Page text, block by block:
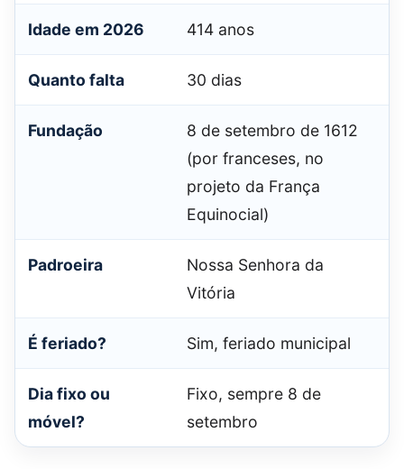
Idade em 2026 414 anos
Quanto falta 30 dias
Fundação
8 de setembro de 1612
(por franceses, no
projeto da França
Equinocial)
Padroeira
Nossa Senhora da
Vitória
É feriado? Sim, feriado municipal
Dia fixo ou
móvel?
Fixo, sempre 8 de
setembro